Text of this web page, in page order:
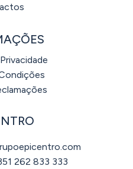
262 833 333